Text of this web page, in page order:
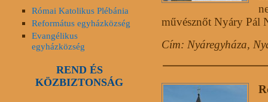
művésznőt Nyáry Pál
Cím: Nyáregyháza,
Római Katolikus Plébánia
Református egyházközség
Evangélikus
egyházközség
REND ÉS
KÖZBIZTONSÁG